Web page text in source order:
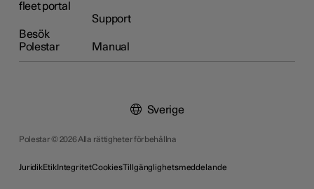
fleet portal
Besök
Polestar
Support
Manual
Polestar © 2026 Alla rättigheter förbehållna
JuridikEtikIntegritetCookiesTillgänglighetsmeddelande
Sverige